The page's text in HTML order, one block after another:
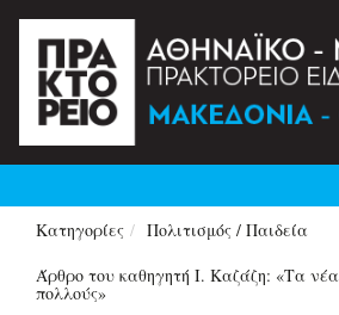
Κατηγορίες
Πολιτισμός / Παιδεία
Άρθρο του καθηγητή Ι. Καζάζη: «Τα
πολλούς»